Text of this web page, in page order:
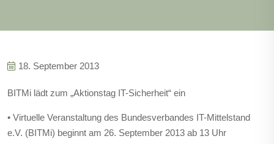
18. September 2013
BITMi lädt zum „Aktionstag IT-Sicherheit“ ein
• Virtuelle Veranstaltung des Bundesverbandes IT-Mittelstand
e.V. (BITMi) beginnt am 26. September 2013 ab 13 Uhr